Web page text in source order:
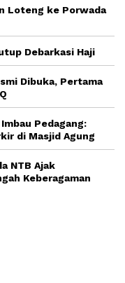
Loteng ke Porwada
Debarkasi Haji
Dibuka, Pertama
Pedagang:
di Masjid Agung
NTB Ajak
Keberagaman